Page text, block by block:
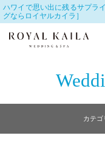
ハワイで思い出に残るサプラ
グならロイヤルカイラ］
カテ